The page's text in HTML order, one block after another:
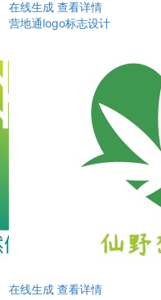
在线生成 查看详情
营地通logo标志设计
在线生成 查看详情